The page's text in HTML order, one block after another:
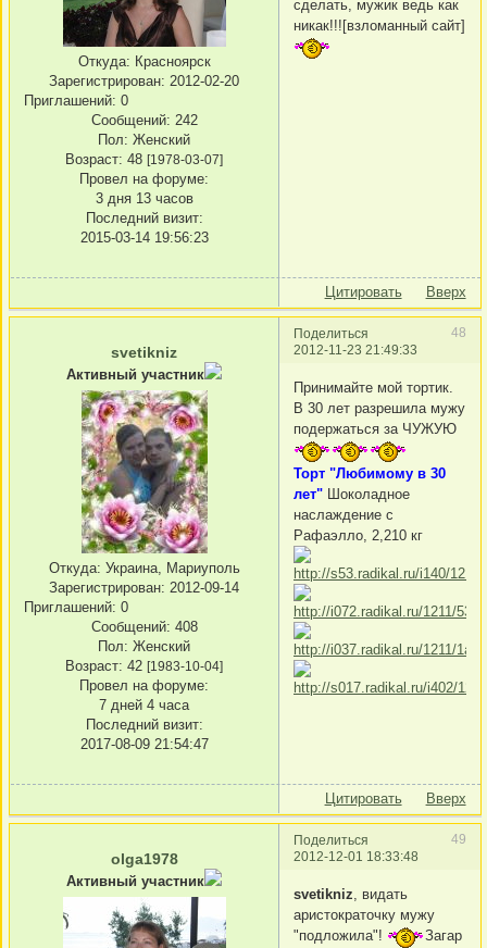
Откуда: Красноярск
Зарегистрирован: 2012-02-20
Приглашений: 0
Сообщений: 242
Пол: Женский
Возраст: 48 [1978-03-07]
Провел на форуме:
3 дня 13 часов
Последний визит:
2015-03-14 19:56:23
сделать, мужик ведь как
никак!!![взломанный сайт]
Цитировать Вверх
Поделиться
48
2012-11-23 21:49:33
svetikniz
Активный участник
Откуда: Украина, Мариуполь
Зарегистрирован: 2012-09-14
Приглашений: 0
Сообщений: 408
Пол: Женский
Возраст: 42 [1983-10-04]
Провел на форуме:
7 дней 4 часа
Последний визит:
2017-08-09 21:54:47
Принимайте мой тортик.
В 30 лет разрешила мужу
подержаться за ЧУЖУЮ
Торт "Любимому в 30
лет" Шоколадное
наслаждение с
Рафаэлло, 2,210 кг
Цитировать Вверх
Поделиться
49
2012-12-01 18:33:48
olga1978
Активный участник
svetikniz, видать
аристократочку мужу
"подложила"!
Загар